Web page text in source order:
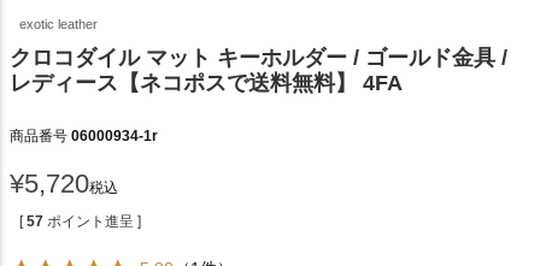
exotic leather
クロコダイル マット キーホルダー / ゴールド金具 /
レディース【ネコポスで送料無料】 4FA
商品番号 06000934-1r
¥5,720税込
[ 57 ポイント進呈 ]